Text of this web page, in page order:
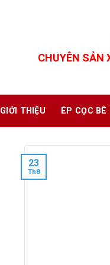
CHUYÊN SẢN
GIỚI THIỆU ÉP CỌC BÊ
23
Th8